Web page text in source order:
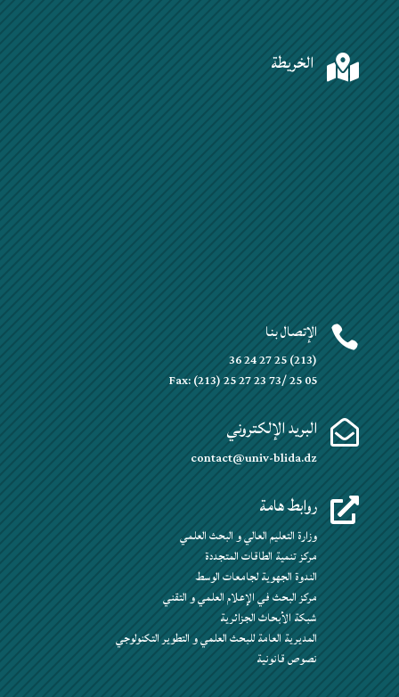
 الخريطة
 الإتصال بنا
(213) 25 27 24 36
Fax: (213) 25 27 23 73/ 25 05
 البريد الإلكتروني
contact@univ-blida.dz
 روابط هامة
وزارة التعليم العالي و البحث العلمي
مركز تنمية الطاقات المتجددة
الندوة الجهوية لجامعات الوسط
مركز البحث في الإعلام العلمي و التقني
شبكة الأبحاث الجزائرية
المديرية العامة للبحث العلمي و التطوير التكنولوجي
نصوص قانونية